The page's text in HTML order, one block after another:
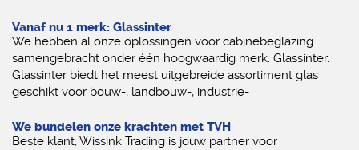
Vanaf nu 1 merk: Glassinter
We hebben al onze oplossingen voor cabinebeglazing
samengebracht onder één hoogwaardig merk: Glassinter.
Glassinter biedt het meest uitgebreide assortiment glas
geschikt voor bouw-, landbouw-, industrie-
We bundelen onze krachten met TVH
Beste klant, Wissink Trading is jouw partner voor